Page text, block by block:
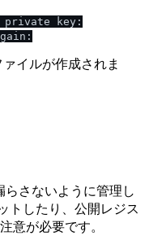
private key:
イルが作成されま
さないように管理し
トしたり、公開レジス
意が必要です。